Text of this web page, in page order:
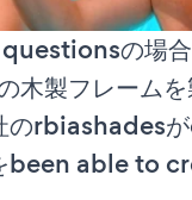
の場
木製フレーム
のrbiashades
been able to